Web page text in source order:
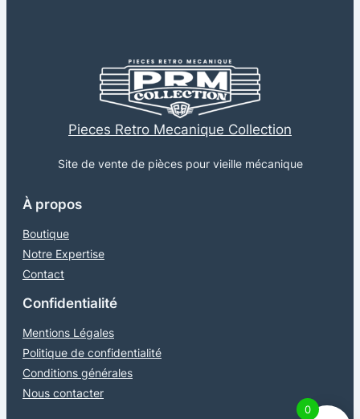
Pieces Retro Mecanique Collection
Site de vente de pièces pour vieille mécanique
À propos
Boutique
Notre Expertise
Contact
Confidentialité
Mentions Légales
Politique de confidentialité
Conditions générales
Nous contacter
0